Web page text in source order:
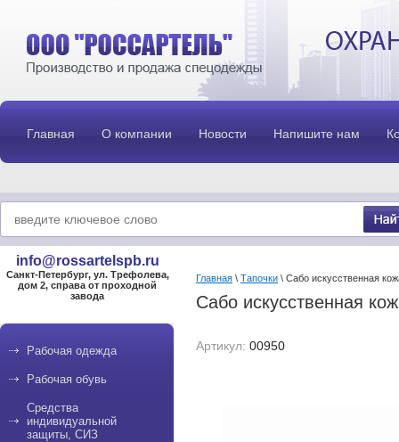
Главная О компании Новости Напишите нам
info@rossartelspb.ru
Санкт-Петербург, ул. Трефолева,
дом 2, справа от проходной
завода
Рабочая одежда
Рабочая обувь
Средства
индивидуальной
защиты, СИЗ
Главная \ Тапочки \ Сабо искусственная
Сабо искусственная
Артикул: 00950